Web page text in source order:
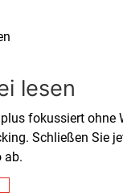
lesen
fokussiert ohne
Schließen Sie
ab.
Energie-
Sie
Artikel